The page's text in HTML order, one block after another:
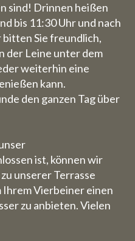
sind! Drinnen heißen
bis 11:30 Uhr und nach
bitten Sie freundlich,
der Leine unter dem
weiterhin eine
kann.
den ganzen Tag über
ist, können wir
unserer Terrasse
Ihrem Vierbeiner einen
zu anbieten. Vielen